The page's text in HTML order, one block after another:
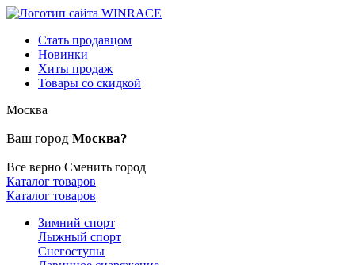
Стать продавцом
Новинки
Хиты продаж
Товары со скидкой
Москва
Ваш город Москва?
Все верно Сменить город
Каталог товаров
Каталог товаров
Зимний спорт
Лыжный спорт
Снегоступы